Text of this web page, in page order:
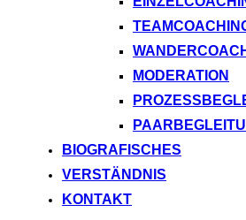
MODERATION
BIOGRAFISCHES
VERSTÄNDNIS
KONTAKT